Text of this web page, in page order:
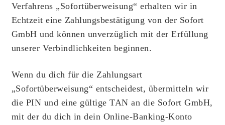
Verfahrens „Sofortüberweisung“ erhalten wir in
Echtzeit eine Zahlungsbestätigung von der Sofort
GmbH und können unverzüglich mit der Erfüllung
unserer Verbindlichkeiten beginnen.
Wenn du dich für die Zahlungsart
„Sofortüberweisung“ entscheidest, übermitteln wir
die PIN und eine gültige TAN an die Sofort GmbH,
mit der du dich in dein Online-Banking-Konto